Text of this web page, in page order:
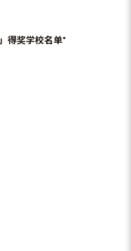
得奖学校名单*